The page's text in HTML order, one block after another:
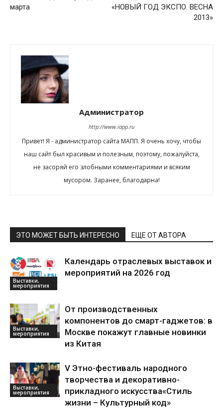
марта
«НОВЫЙ ГОД ЭКСПО. ВЕСНА
2013»
Администратор
http://www.iapp.ru
Привет! Я - администратор сайта МАПП. Я очень хочу, чтобы
наш сайт был красивым и полезным, поэтому, пожалуйста,
не засоряй его злобными комментариями и всяким
мусором. Заранее, благодарна!
ЭТО МОЖЕТ БЫТЬ ИНТЕРЕСНО ЕЩЕ ОТ АВТОРА
Выставки,
мероприятия
Календарь отраслевых выставок и
мероприятий на 2026 год
Выставки,
мероприятия
От производственных
компонентов до смарт-гаджетов: в
Москве покажут главные новинки
из Китая
Выставки,
мероприятия
V Этно-фестиваль народного
творчества и декоративно-
прикладного искусства«Стиль
жизни – Культурный код»